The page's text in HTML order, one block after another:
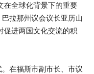
在全球化背景下的重要
拉那州议会议长亚历山
促进两国文化交流的积
在福斯市副市长、市议